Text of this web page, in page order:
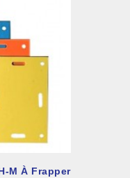
M À Frapper